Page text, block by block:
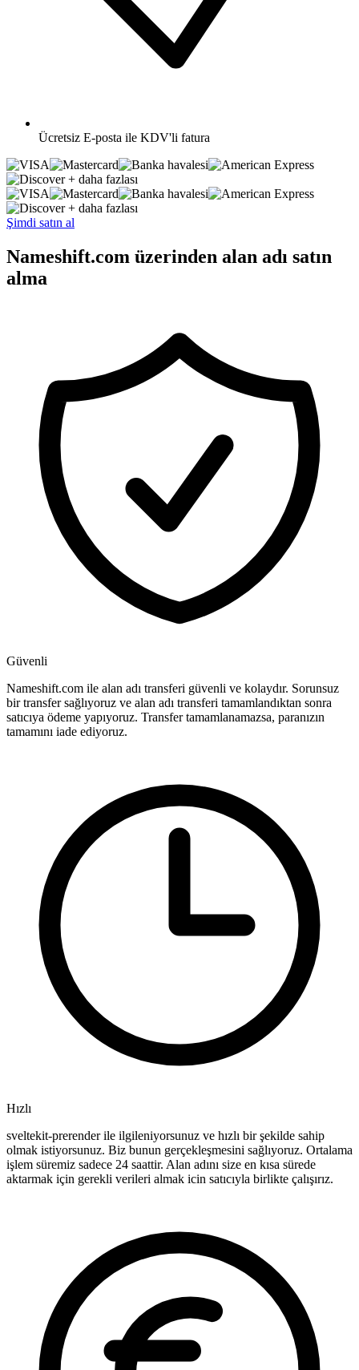
Ücretsiz E-posta ile KDV'li fatura
+ daha fazlası
+ daha fazlası
Şimdi satın al
Nameshift.com üzerinden alan adı satın
alma
Güvenli
Nameshift.com ile alan adı transferi güvenli ve kolaydır. Sorunsuz
bir transfer sağlıyoruz ve alan adı transferi tamamlandıktan sonra
satıcıya ödeme yapıyoruz. Transfer tamamlanamazsa, paranızın
tamamını iade ediyoruz.
Hızlı
sveltekit-prerender ile ilgileniyorsunuz ve hızlı bir şekilde sahip
olmak istiyorsunuz. Biz bunun gerçekleşmesini sağlıyoruz. Ortalama
işlem süremiz sadece 24 saattir. Alan adını size en kısa sürede
aktarmak için gerekli verileri almak icin satıcıyla birlikte çalışırız.